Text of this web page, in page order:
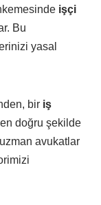
işçi
Bu
yasal
bir iş
en doğru şekilde
uzman avukatlar